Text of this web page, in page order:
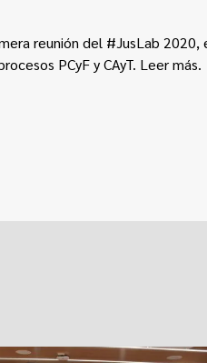
reunión del #JusLab
PCyF y CAyT. Leer más.